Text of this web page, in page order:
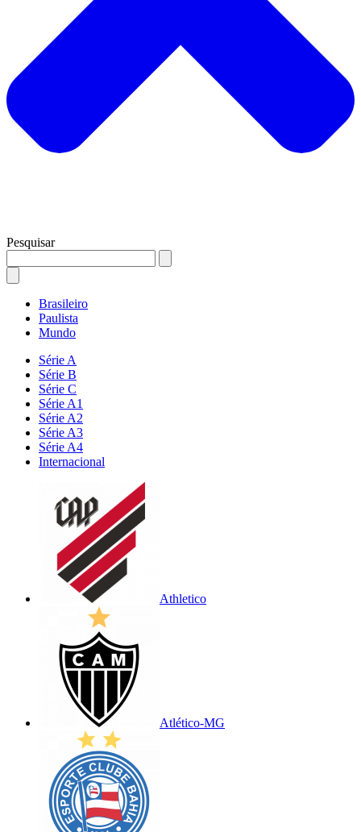
Pesquisar
Brasileiro
Paulista
Mundo
Série A
Série B
Série C
Série A1
Série A2
Série A3
Série A4
Internacional
Athletico
Atlético-MG